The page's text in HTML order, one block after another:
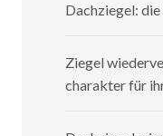
Dachziegel:
Ziegel
charakter für